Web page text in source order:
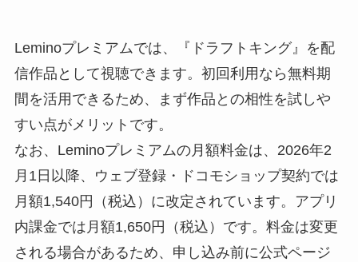
Leminoプレミアムでは、『ドラフトキング』を配
信作品として視聴できます。初回利用なら無料期
間を活用できるため、まず作品との相性を試しや
すい点がメリットです。
なお、Leminoプレミアムの月額料金は、2026年2
月1日以降、ウェブ登録・ドコモショップ契約では
月額1,540円（税込）に改定されています。アプリ
内課金では月額1,650円（税込）です。料金は変更
される場合があるため、申し込み前に公式ページ